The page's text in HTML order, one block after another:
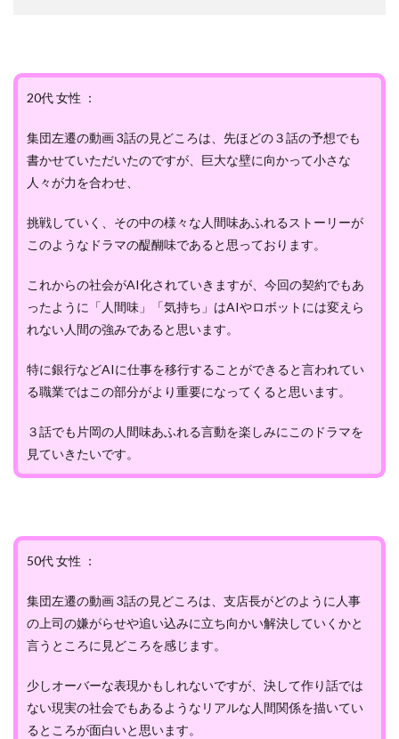
20代 女性 ：
集団左遷の動画 3話の見どころは、先ほどの３話の予想でも
書かせていただいたのですが、巨大な壁に向かって小さな
人々が力を合わせ、
挑戦していく、その中の様々な人間味あふれるストーリーが
このようなドラマの醍醐味であると思っております。
これからの社会がAI化されていきますが、今回の契約でもあ
ったように「人間味」「気持ち」はAIやロボットには変えら
れない人間の強みであると思います。
特に銀行などAIに仕事を移行することができると言われてい
る職業ではこの部分がより重要になってくると思います。
３話でも片岡の人間味あふれる言動を楽しみにこのドラマを
見ていきたいです。
50代 女性 ：
集団左遷の動画 3話の見どころは、支店長がどのように人事
の上司の嫌がらせや追い込みに立ち向かい解決していくかと
言うところに見どころを感じます。
少しオーバーな表現かもしれないですが、決して作り話では
ない現実の社会でもあるようなリアルな人間関係を描いてい
るところが面白いと思います。